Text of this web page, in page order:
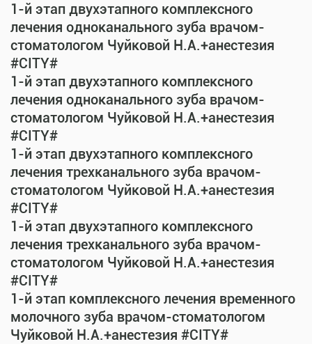
1-й этап двухэтапного комплексного
лечения одноканального зуба врачом-
стоматологом Чуйковой Н.А.+анестезия
#CITY#
1-й этап двухэтапного комплексного
лечения одноканального зуба врачом-
стоматологом Чуйковой Н.А.+анестезия
#CITY#
1-й этап двухэтапного комплексного
лечения трехканального зуба врачом-
стоматологом Чуйковой Н.А.+анестезия
#CITY#
1-й этап двухэтапного комплексного
лечения трехканального зуба врачом-
стоматологом Чуйковой Н.А.+анестезия
#CITY#
1-й этап комплексного лечения временного
молочного зуба врачом-стоматологом
Чуйковой Н.А.+анестезия #CITY#